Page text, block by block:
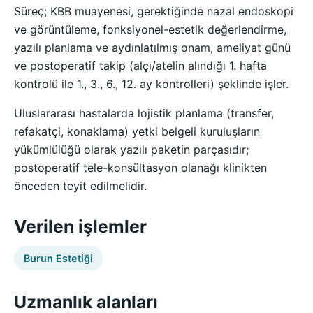
Süreç; KBB muayenesi, gerektiğinde nazal endoskopi
ve görüntüleme, fonksiyonel-estetik değerlendirme,
yazılı planlama ve aydınlatılmış onam, ameliyat günü
ve postoperatif takip (alçı/atelin alındığı 1. hafta
kontrolü ile 1., 3., 6., 12. ay kontrolleri) şeklinde işler.
Uluslararası hastalarda lojistik planlama (transfer,
refakatçi, konaklama) yetki belgeli kuruluşların
yükümlülüğü olarak yazılı paketin parçasıdır;
postoperatif tele-konsültasyon olanağı klinikten
önceden teyit edilmelidir.
Verilen işlemler
Burun Estetiği
Uzmanlık alanları